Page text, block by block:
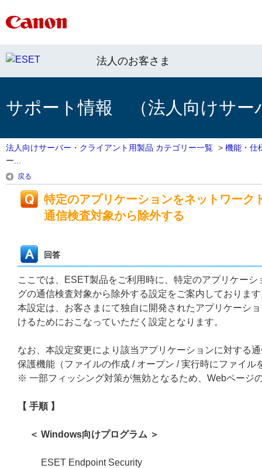
法人のお客さま
サポート情報 （法人向けサー
法人向けサーバー・クライアント用製品 カテゴリー一覧 > 機能・仕
ー...
戻る
特定のアプリケーションをネットワーク
通信検査対象から除外する
回答
ここでは、ESET製品をご利用時に、特定のアプリケー
グの通信検査対象から除外する設定をご案内しておりま
本設定は、お客さまにて独自に開発されたアプリケーシ
けるためにおこなっていただく設定となります。
なお、本設定変更により該当アプリケーションに対する
保護機能（ファイルの作成 / オープン / 実行時にファイ
※ 一部フィッシング対策が無効となるため、Webページ
【 手順 】
＜ Windows向けプログラム ＞
ESET Endpoint Security